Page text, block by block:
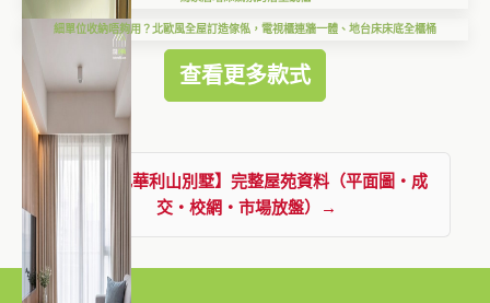
細單位收納唔夠用？北歐風全屋訂造傢俬，電視櫃連牆一體、地台床床底全櫃桶
查看更多款式
查看【比華利山別墅】完整屋苑資料（平面圖・成
交・校網・市場放盤）→